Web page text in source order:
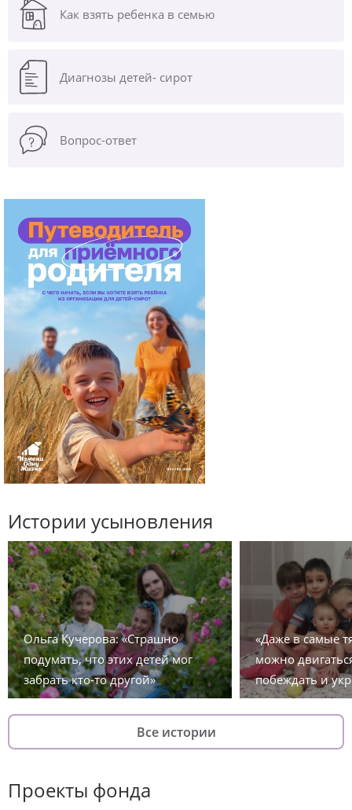
Как взять ребенка в семью
Диагнозы детей- сирот
Вопрос-ответ
Истории усыновления
Ольга Кучерова: «Страшно
подумать, что этих детей мог
забрать кто-то другой»
«Даже в самые
можно
побеждать и
Все истории
Проекты фонда